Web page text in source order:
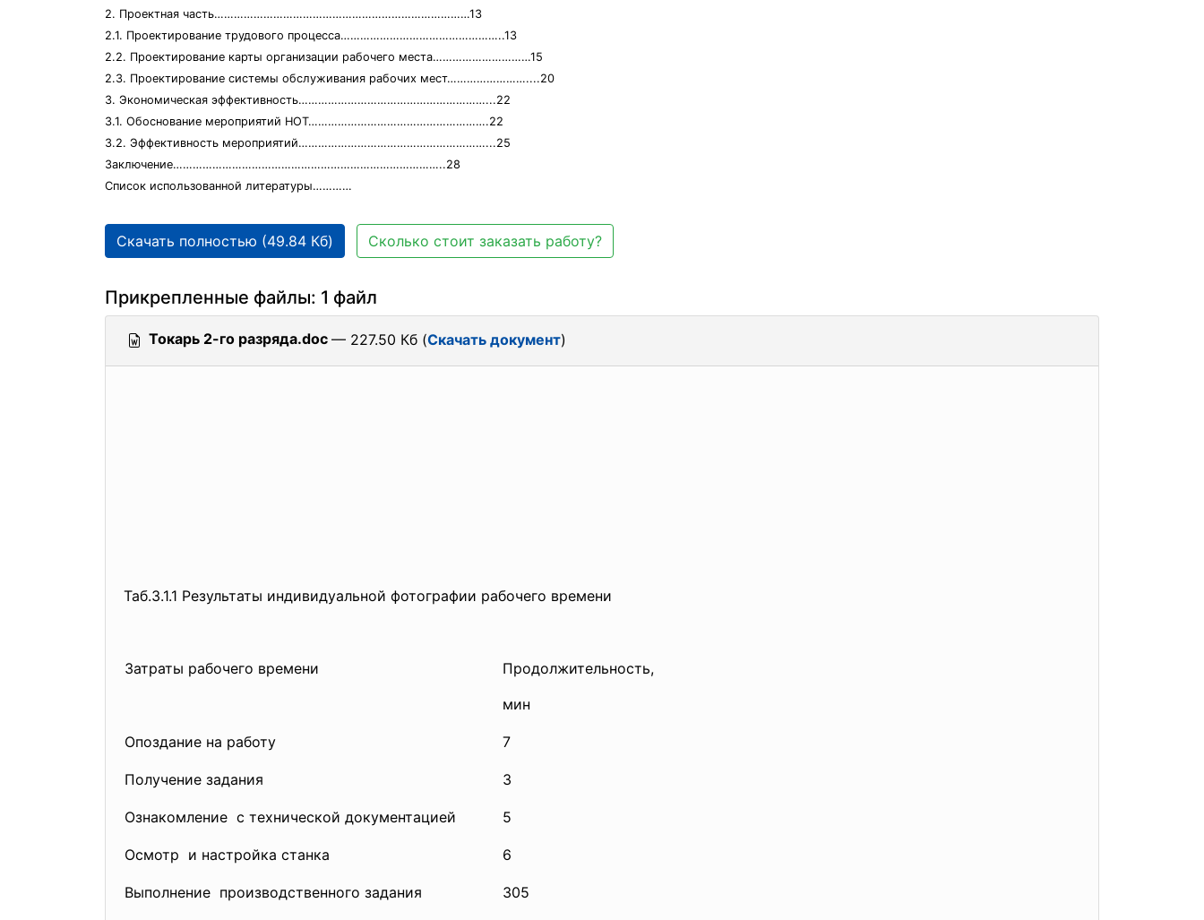
2. Проектная часть……………………………………………………………………13
2.1. Проектирование трудового процесса…………………………………………..13
2.2. Проектирование карты организации рабочего места…………………………15
2.3. Проектирование системы обслуживания рабочих мест……………………....20
3. Экономическая эффективность…………………………………………………...22
3.1. Обоснование мероприятий НОТ……………………………………………….22
3.2. Эффективность мероприятий…………………………………………………...25
Заключение………………………………………………………………………..28
Список использованной литературы…………
Скачать полностью (49.84 Кб) Сколько стоит заказать работу?
Прикрепленные файлы: 1 файл
Токарь 2-го разряда.doc — 227.50 Кб (Скачать документ)
Таб.3.1.1 Результаты индивидуальной фотографии рабочего времени
Затраты рабочего времени
Продолжительность,
мин
Опоздание на работу 7
Получение задания 3
Ознакомление с технической документацией 5
Осмотр и настройка станка 6
Выполнение производственного задания 305